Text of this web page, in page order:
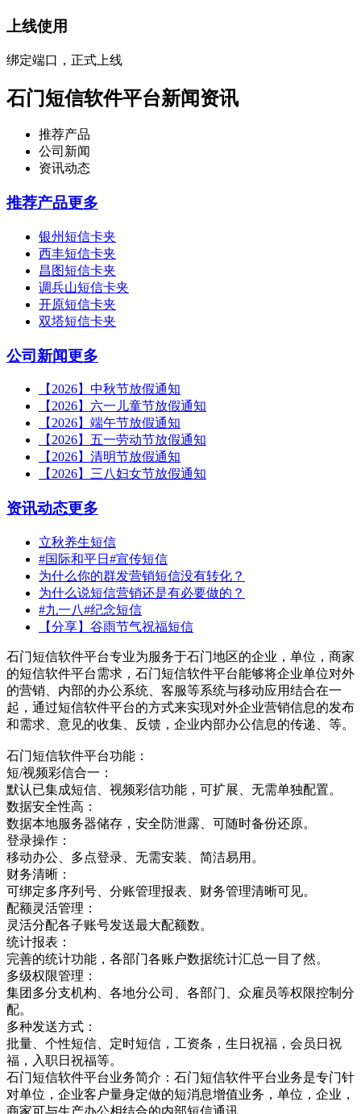
上线使用
绑定端口，正式上线
石门短信软件平台新闻资讯
推荐产品
公司新闻
资讯动态
推荐产品更多
银州短信卡夹
西丰短信卡夹
昌图短信卡夹
调兵山短信卡夹
开原短信卡夹
双塔短信卡夹
公司新闻更多
【2026】中秋节放假通知
【2026】六一儿童节放假通知
【2026】端午节放假通知
【2026】五一劳动节放假通知
【2026】清明节放假通知
【2026】三八妇女节放假通知
资讯动态更多
立秋养生短信
#国际和平日#宣传短信
为什么你的群发营销短信没有转化？
为什么说短信营销还是有必要做的？
#九一八#纪念短信
【分享】谷雨节气祝福短信
石门短信软件平台专业为服务于石门地区的企业，单位，商家
的短信软件平台需求，石门短信软件平台能够将企业单位对外
的营销、内部的办公系统、客服等系统与移动应用结合在一
起，通过短信软件平台的方式来实现对外企业营销信息的发布
和需求、意见的收集、反馈，企业内部办公信息的传递、等。
石门短信软件平台功能：
短/视频彩信合一：
默认已集成短信、视频彩信功能，可扩展、无需单独配置。
数据安全性高：
数据本地服务器储存，安全防泄露、可随时备份还原。
登录操作：
移动办公、多点登录、无需安装、简洁易用。
财务清晰：
可绑定多序列号、分账管理报表、财务管理清晰可见。
配额灵活管理：
灵活分配各子账号发送最大配额数。
统计报表：
完善的统计功能，各部门各账户数据统计汇总一目了然。
多级权限管理：
集团多分支机构、各地分公司、各部门、众雇员等权限控制分
配。
多种发送方式：
批量、个性短信、定时短信，工资条，生日祝福，会员日祝
福，入职日祝福等。
石门短信软件平台业务简介：石门短信软件平台业务是专门针
对单位，企业客户量身定做的短消息增值业务，单位，企业，
商家可与生产办公相结合的内部短信通讯，